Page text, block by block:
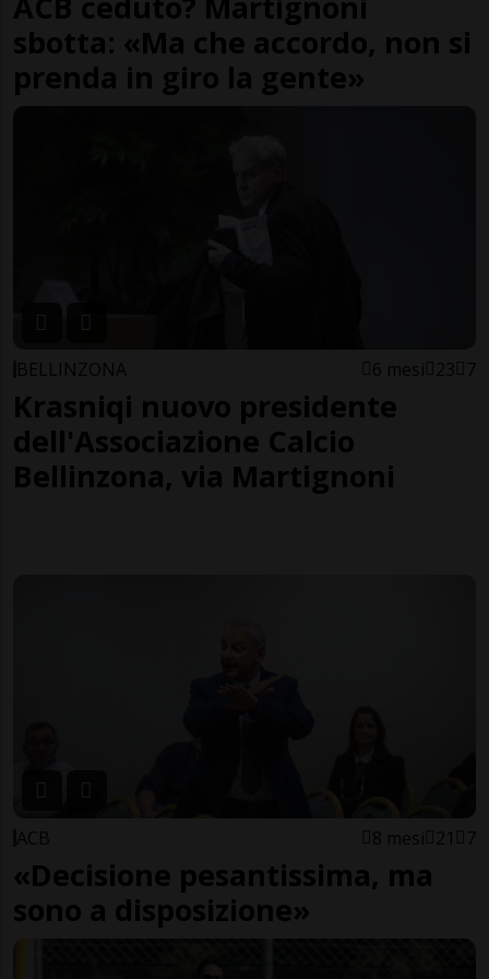
sbotta: «Ma che accordo, non si
prenda in giro la gente»
BELLINZONA 6 mesi 23 7
Krasniqi nuovo presidente
dell'Associazione Calcio
Bellinzona, via Martignoni
ACB 8 mesi 21 7
«Decisione pesantissima, ma
sono a disposizione»